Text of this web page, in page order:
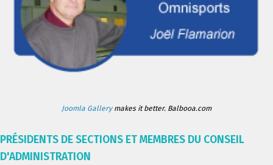
Joomla Gallerymakes it better. Balbooa.com
PRÉSIDENTS DE SECTIONS ET MEMBRES DU CONSEIL
D'ADMINISTRATION